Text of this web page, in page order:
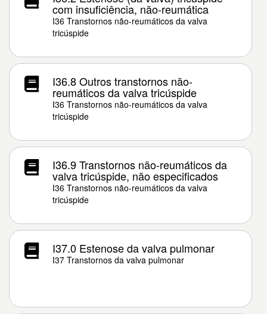
com insuficiência, não-reumática
I36 Transtornos não-reumáticos da valva
tricúspide
I36.8 Outros transtornos não-
reumáticos da valva tricúspide
I36 Transtornos não-reumáticos da valva
tricúspide
I36.9 Transtornos não-reumáticos da
valva tricúspide, não especificados
I36 Transtornos não-reumáticos da valva
tricúspide
I37.0 Estenose da valva pulmonar
I37 Transtornos da valva pulmonar